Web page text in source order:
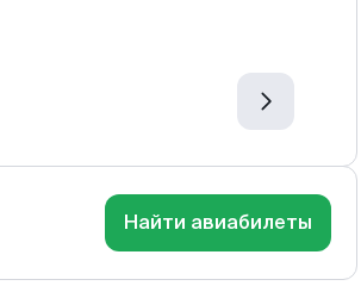
Найти авиабилеты